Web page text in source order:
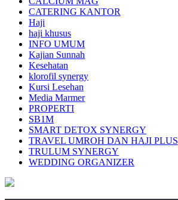
CATERING KANTOR
Haji
haji khusus
INFO UMUM
Kajian Sunnah
Kesehatan
klorofil synergy
Kursi Lesehan
Media Marmer
PROPERTI
SB1M
SMART DETOX SYNERGY
TRAVEL UMROH DAN HAJI PLUS
TRULUM SYNERGY
WEDDING ORGANIZER